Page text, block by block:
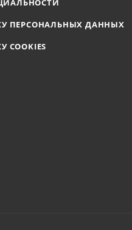
ПЕРСОНАЛЬНЫХ ДАННЫХ